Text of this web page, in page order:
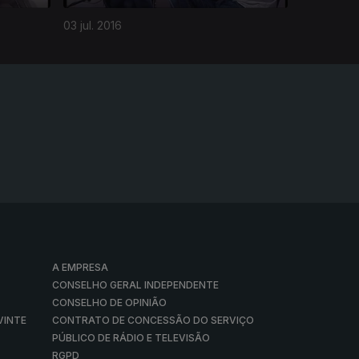
03 jul. 2016
A EMPRESA
CONSELHO GERAL INDEPENDENTE
CONSELHO DE OPINIÃO
CONTRATO DE CONCESSÃO DO SERVIÇO
PÚBLICO DE RÁDIO E TELEVISÃO
RGPD